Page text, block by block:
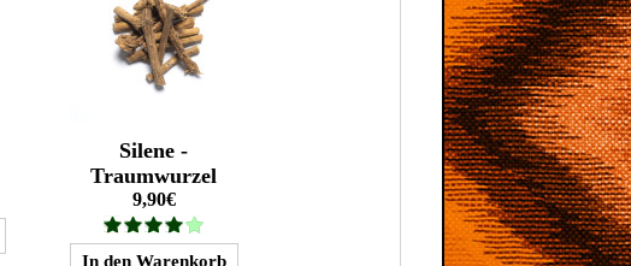
Silene -
Traumwurzel
9,90€